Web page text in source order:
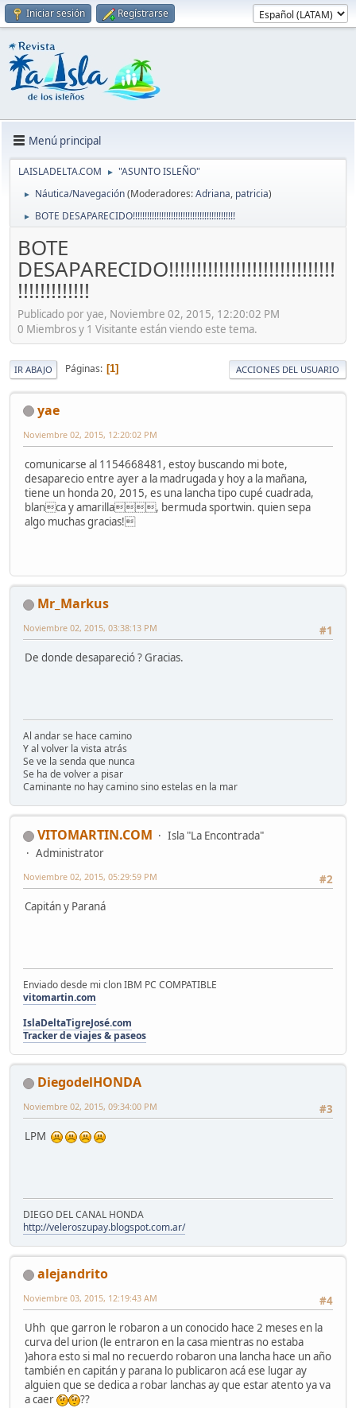
Iniciar sesión Regístrarse
Menú principal
LAISLADELTA.COM ► "ASUNTO ISLEÑO"
► Náutica/Navegación(Moderadores:Adriana, patricia)
► BOTE DESAPARECIDO!!!!!!!!!!!!!!!!!!!!!!!!!!!!!!!!!!!!!!!!!!!
BOTE
DESAPARECIDO!!!!!!!!!!!!!!!!!!!!!!!!!!!!!!
!!!!!!!!!!!!!
Publicado por yae, Noviembre 02, 2015, 12:20:02 PM
0 Miembros y 1 Visitante están viendo este tema.
IR ABAJO Páginas 1 ACCIONES DEL USUARIO
yae
Noviembre 02, 2015, 12:20:02 PM
comunicarse al 1154668481, estoy buscando mi bote,
desaparecio entre ayer a la madrugada y hoy a la mañana,
tiene un honda 20, 2015, es una lancha tipo cupé cuadrada,
blanca y amarilla, bermuda sportwin. quien sepa
algo muchas gracias!
Mr_Markus
#1
Noviembre 02, 2015, 03:38:13 PM
De donde desapareció ? Gracias.
Al andar se hace camino
Y al volver la vista atrás
Se ve la senda que nunca
Se ha de volver a pisar
Caminante no hay camino sino estelas en la mar
VITOMARTIN.COM
Isla "La Encontrada"
Administrator
#2
Noviembre 02, 2015, 05:29:59 PM
Capitán y Paraná
Enviado desde mi clon IBM PC COMPATIBLE
vitomartin.com
IslaDeltaTigreJosé.com
Tracker de viajes & paseos
DiegodelHONDA
#3
Noviembre 02, 2015, 09:34:00 PM
LPM
DIEGO DEL CANAL HONDA
http://veleroszupay.blogspot.com.ar/
alejandrito
#4
Noviembre 03, 2015, 12:19:43 AM
Uhh que garron le robaron a un conocido hace 2 meses en la
curva del urion (le entraron en la casa mientras no estaba
)ahora esto si mal no recuerdo robaron una lancha hace un año
también en capitán y parana lo publicaron acá ese lugar ay
alguien que se dedica a robar lanchas ay que estar atento ya va
a caer
??